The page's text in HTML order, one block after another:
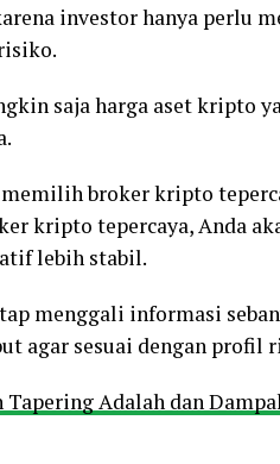
investor hanya perlu
saja harga aset kripto
broker kripto
kripto tepercaya, Anda
lebih stabil.
menggali informasi
agar sesuai dengan profil
Tapering Adalah dan